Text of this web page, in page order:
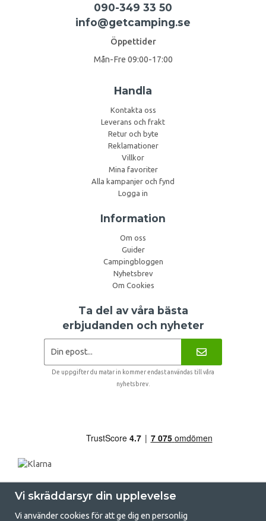
090-349 33 50
info@getcamping.se
Öppettider
Mån-Fre 09:00-17:00
Handla
Kontakta oss
Leverans och frakt
Retur och byte
Reklamationer
Villkor
Mina favoriter
Alla kampanjer och fynd
Logga in
Information
Om oss
Guider
Campingbloggen
Nyhetsbrev
Om Cookies
Ta del av våra bästa
erbjudanden och nyheter
De uppgifter du matar in kommer endast användas till våra
nyhetsbrev.
Vi skräddarsyr din upplevelse
Vi använder cookies för att ge dig en personlig